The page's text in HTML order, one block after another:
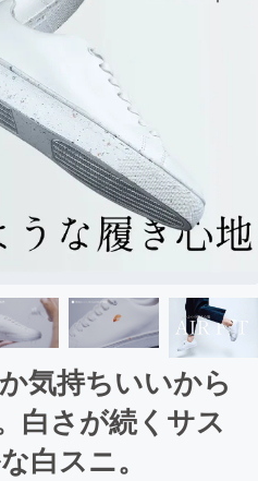
気持ちいいから
白さが続くサス
白スニ。